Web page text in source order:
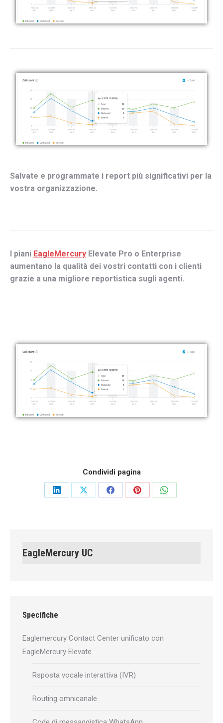
Salvate e programmate i report più significativi per la
vostra organizzazione.
I piani EagleMercury Elevate Pro o Enterprise
aumentano la qualità dei vostri contatti con i clienti
grazie a una migliore reportistica sugli agenti.
Condividi pagina
Share
Share
Share
Share
Share
EagleMercury UC
Specifiche
Eaglemercury Contact Center unificato con
EagleMercury Elevate
Rsposta vocale interattiva (IVR)
Routing omnicanale